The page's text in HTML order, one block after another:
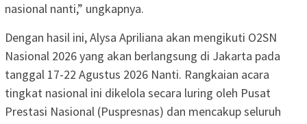
nasional nanti,” ungkapnya.
Dengan hasil ini, Alysa Apriliana akan mengikuti O2SN
Nasional 2026 yang akan berlangsung di Jakarta pada
tanggal 17-22 Agustus 2026 Nanti. Rangkaian acara
tingkat nasional ini dikelola secara luring oleh Pusat
Prestasi Nasional (Puspresnas) dan mencakup seluruh